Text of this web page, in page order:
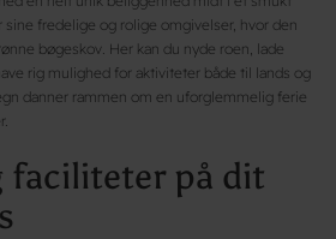
sine fredelige og rolige omgivelser, hvor den
bøgeskov. Her kan du nyde roen, lade
rig mulighed for aktiviteter både til lands og
danner rammen om en uforglemmelig ferie
faciliteter på dit